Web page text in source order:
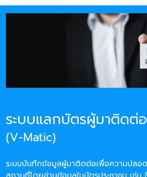
ระบบแลกบัตรผู้มาติดต่อ
(V-Matic)
ระบบบันทึกข้อมูลผู้มาติดต่อเพื่อความปลอ